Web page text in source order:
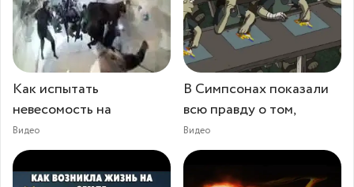
Как испытать
невесомость на
Видео
В Симпсонах показали
всю правду о том,
Видео